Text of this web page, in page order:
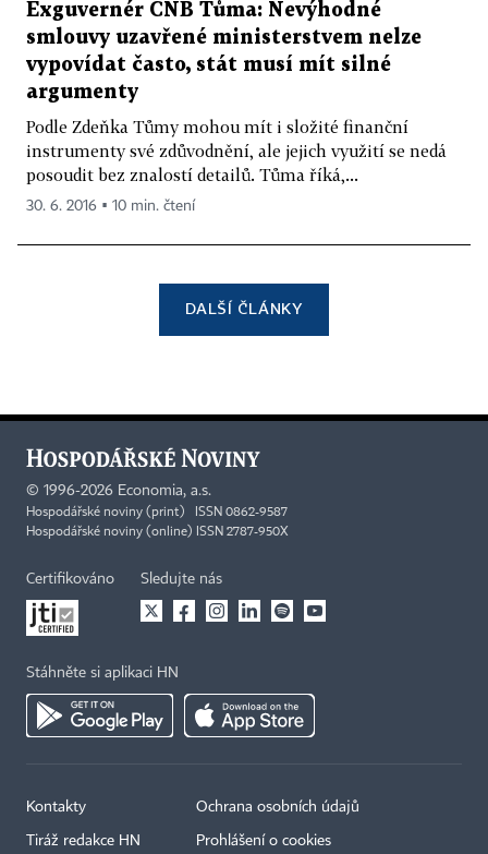
Exguvernér ČNB Tůma: Nevýhodné
smlouvy uzavřené ministerstvem nelze
vypovídat často, stát musí mít silné
argumenty
Podle Zdeňka Tůmy mohou mít i složité finanční
instrumenty své zdůvodnění, ale jejich využití se nedá
posoudit bez znalostí detailů. Tůma říká,...
30. 6. 2016 ▪ 10 min. čtení
DALŠÍ ČLÁNKY
© 1996-2026 Economia, a.s.
Hospodářské noviny (print) ISSN 0862-9587
Hospodářské noviny (online) ISSN 2787-950X
Certifikováno Sledujte nás
Stáhněte si aplikaci HN
Kontakty
Tiráž redakce HN
Ochrana osobních údajů
Prohlášení o cookies